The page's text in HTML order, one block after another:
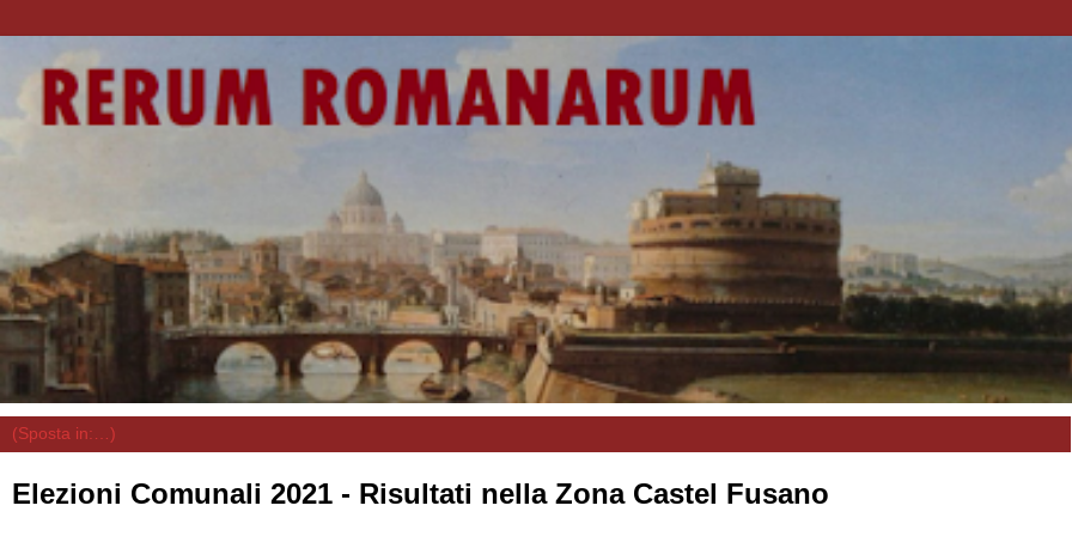
Elezioni Comunali 2021 - Risultati nella Zona Castel Fusano